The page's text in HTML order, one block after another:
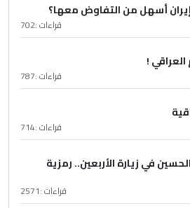
إيران أسهل من التفاوض معها؟
قراءات :702
!
قراءات :787
قراءات :714
في زيارة الأربعين.. رمزية
قراءات :2571